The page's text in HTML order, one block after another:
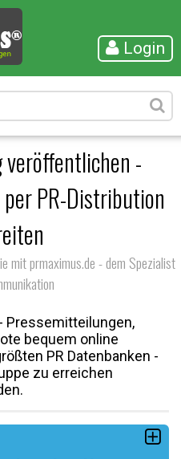
Login
-
PR-Distribution
mit prmaximus.de - dem Spezialist
Pressemitteilungen,
bequem online
PR Datenbanken -
zu erreichen